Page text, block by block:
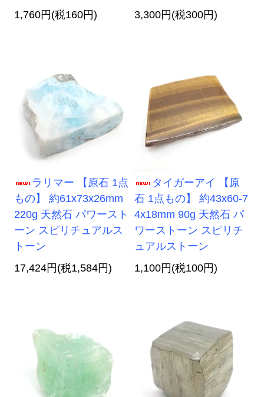
1,760円(税160円)
3,300円(税300円)
ラリマー 【原石 1点
もの】 約61x73x26mm
220g 天然石 パワースト
ーン スピリチュアルス
トーン
17,424円(税1,584円)
タイガーアイ 【原
石 1点もの】 約43x60-7
4x18mm 90g 天然石 パ
ワーストーン スピリチ
ュアルストーン
1,100円(税100円)